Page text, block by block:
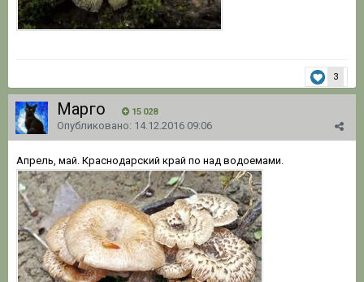
3
Марго 15 028
Опубликовано: 14.12.2016 09:06
Апрель, май. Краснодарский край по над водоемами.